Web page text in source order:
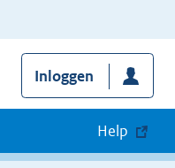
Inloggen
Help